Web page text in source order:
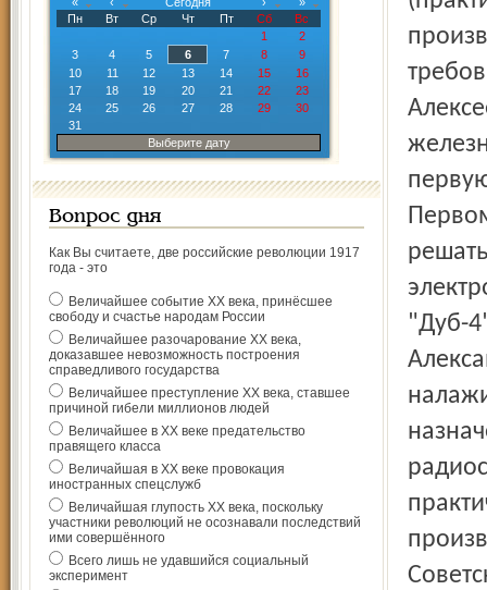
Пн
Вт Ср Чт Пт Сб
Вс
1
2
3
4 5 6 7 8
9
10
11 12 13 14 15
16
17
18 19 20 21 22
23
24
25 26 27 28 29
30
31
Выберите дату
Вопрос дня
Как Вы считаете, две российские революции 1917
года - это
Величайшее событие ХХ века, принёсшее
свободу и счастье народам России
Величайшее разочарование ХХ века,
доказавшее невозможность построения
справедливого государства
Величайшее преступление ХХ века, ставшее
причиной гибели миллионов людей
Величайшее в ХХ веке предательство
правящего класса
Величайшая в ХХ веке провокация
иностранных спецслужб
Величайшая глупость ХХ века, поскольку
участники революций не осознавали последствий
ими совершённого
Всего лишь не удавшийся социальный
эксперимент
"Дуб-